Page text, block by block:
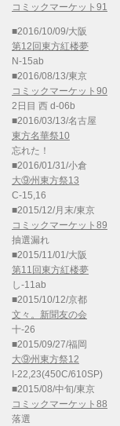
コミックマーケット91
■2016/10/09/大阪
第12回東方紅楼夢
N-15ab
■2016/08/13/東京
コミックマーケット90
2日目 西 d-06b
■2016/03/13/名古屋
東方名華祭10
忘れた！
■2016/01/31/小倉
大⑨州東方祭13
C-15,16
■2015/12/月末/東京
コミックマーケット89
抽選漏れ
■2015/11/01/大阪
第11回東方紅楼夢
し-11ab
■2015/10/12/京都
文々。新聞友の会
十-26
■2015/09/27/福岡
大⑨州東方祭12
I-22,23(450C/610SP)
■2015/08/中旬/東京
コミックマーケット88
落選